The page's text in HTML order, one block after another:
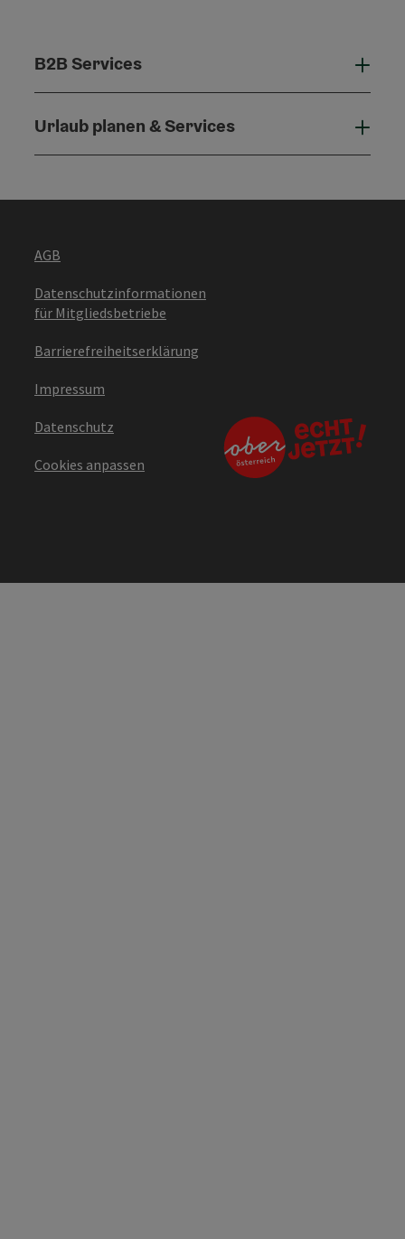
B2B Services
Urlaub planen & Services
AGB
Datenschutzinformationen
für Mitgliedsbetriebe
Barrierefreiheitserklärung
Impressum
Datenschutz
Cookies anpassen